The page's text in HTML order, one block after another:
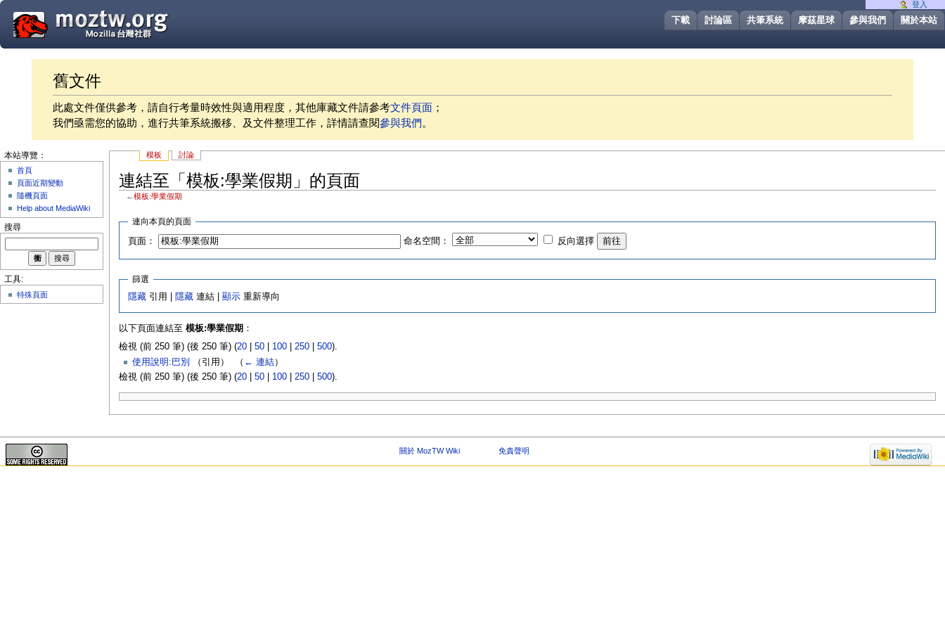
關於本站
參與我們
摩茲星球
共筆系統
討論區
下載
舊文件
此處文件僅供參考，請自行考量時效性與適用程度，其他庫藏文件請參考文件頁面 ；
我們亟需您的協助，進行共筆系統搬移、及文件整理工作，詳情請查閱參與我們。
模板 討論
連結至「模板:學業假期」的頁面
←模板:學業假期
連向本頁的頁面
頁面： 命名空間： 反向選擇
篩選
隱藏 引用 | 隱藏 連結 |顯示 重新導向
以下頁面連結至 模板:學業假期 ：
檢視 (前 250 筆) (後 250 筆) (20| 50| 100| 250| 500).
使用說明:巴別
（引用） ‎ （ ← 連結）
檢視 (前 250 筆) (後 250 筆) (20| 50| 100| 250| 500).
登入
本站導覽：
首頁
頁面近期變動
隨機頁面
Help about MediaWiki
搜尋
工具:
特殊頁面
關於 MozTW Wiki 免責聲明